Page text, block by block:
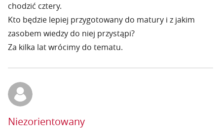
chodzić cztery.
Kto będzie lepiej przygotowany do matury i z jakim
zasobem wiedzy do niej przystąpi?
Za kilka lat wrócimy do tematu.
Niezorientowany